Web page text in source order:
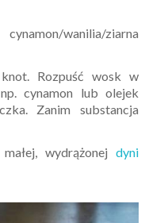
wanilia/ziarna
Rozpuść wosk w
cynamon lub olejek
Zanim substancja
wydrążonej dyni